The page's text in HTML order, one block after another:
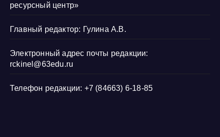
ресурсный центр»
Главный редактор: Гулина А.В.
Электронный адрес почты редакции:
rckinel@63edu.ru
Телефон редакции: +7 (84663) 6-18-85